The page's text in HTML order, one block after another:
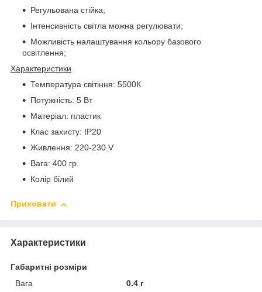
Регульована стійка;
Інтенсивність світла можна регулювати;
Можливість налаштування кольору базового
освітлення;
Характеристики
Температура світіння: 5500К
Потужність: 5 Вт
Матеріал: пластик
Клас захисту: IP20
Живлення: 220-230 V
Вага: 400 гр.
Колір білий
Приховати
Характеристики
Габаритні розміри
Вага
0.4 г